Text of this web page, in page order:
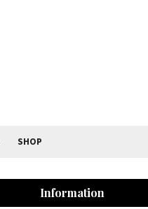
SHOP
Information